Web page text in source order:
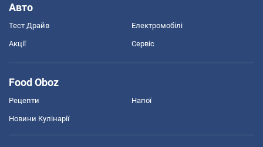
Авто
Тест Драйв Електромобілі
Акції Сервіс
Food Oboz
Рецепти Напої
Новини Кулінарії